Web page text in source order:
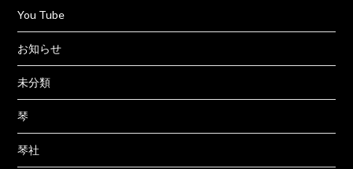
You Tube
お知らせ
未分類
琴
琴社